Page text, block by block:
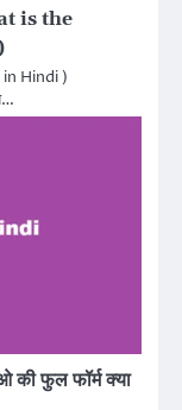
is the
in Hindi )
फुल फॉर्म क्या